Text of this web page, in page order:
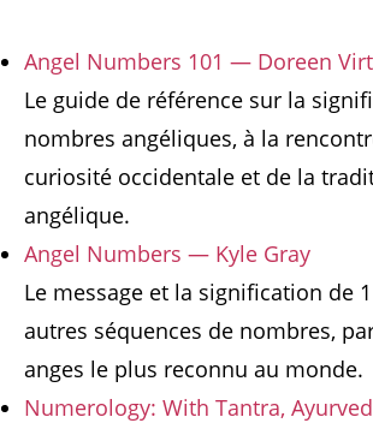
Angel Numbers 101 — Doreen
Le guide de référence sur la
nombres angéliques, à la
curiosité occidentale et de la
angélique.
Angel Numbers — Kyle Gray
Le message et la signification de
autres séquences de nombres,
anges le plus reconnu au monde.
Numerology: With Tantra,